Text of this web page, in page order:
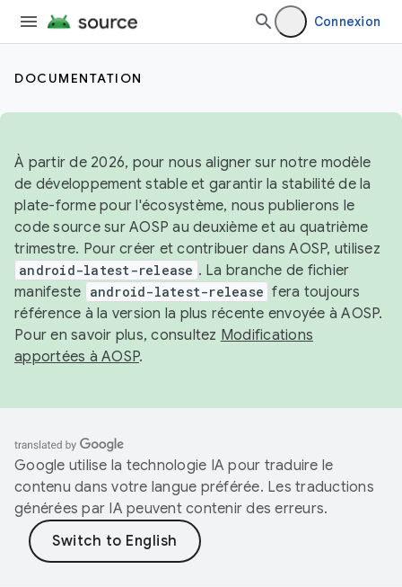
Connexion
DOCUMENTATION
À partir de 2026, pour nous aligner sur notre modèle
de développement stable et garantir la stabilité de la
plate-forme pour l'écosystème, nous publierons le
code source sur AOSP au deuxième et au quatrième
trimestre. Pour créer et contribuer dans AOSP, utilisez
android-latest-release . La branche de fichier
manifeste android-latest-release fera toujours
référence à la version la plus récente envoyée à AOSP.
Pour en savoir plus, consultez Modifications
apportées à AOSP.
Google utilise la technologie IA pour traduire le
contenu dans votre langue préférée. Les traductions
générées par IA peuvent contenir des erreurs.